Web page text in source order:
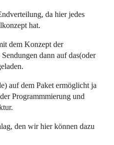
da hier jedes
hat.
dem Konzept der
dann auf das(oder
auf dem Paket ermöglicht ja
Programmmierung und
den wir hier können dazu